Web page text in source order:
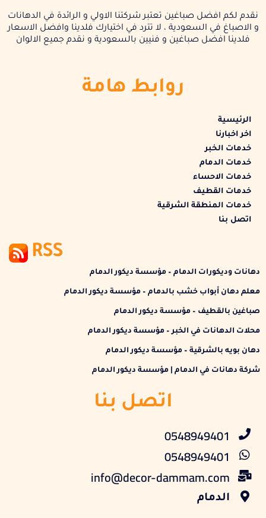
نقدم لكم افضل صباغين تعتبر شركتنا الاولي و الرائدة في الدهانات
و الاصباغ في السعودية ، لا تترد في اختيارك فلدينا وافضل الاسعار
فلدينا افضل صباغين و فنيين بالسعودية و نقدم جميع الالوان
روابط هامة
الرئيسية
اخر اخبارنا
خدمات الخبر
خدمات الدمام
خدمات الاحساء
خدمات القطيف
خدمات المنطقة الشرقية
اتصل بنا
RSS
دهانات وديكورات الدمام – مؤسسة ديكور الدمام
معلم دهان أبواب خشب بالدمام – مؤسسة ديكور الدمام
صباغين بالقطيف – مؤسسة ديكور الدمام
محلات الدهانات في الخبر – مؤسسة ديكور الدمام
دهان بويه بالشرقية – مؤسسة ديكور الدمام
شركة دهانات في الدمام | مؤسسة ديكور الدمام
اتصل بنا
0548949401
0548949401
info@decor-dammam.com
الدمام